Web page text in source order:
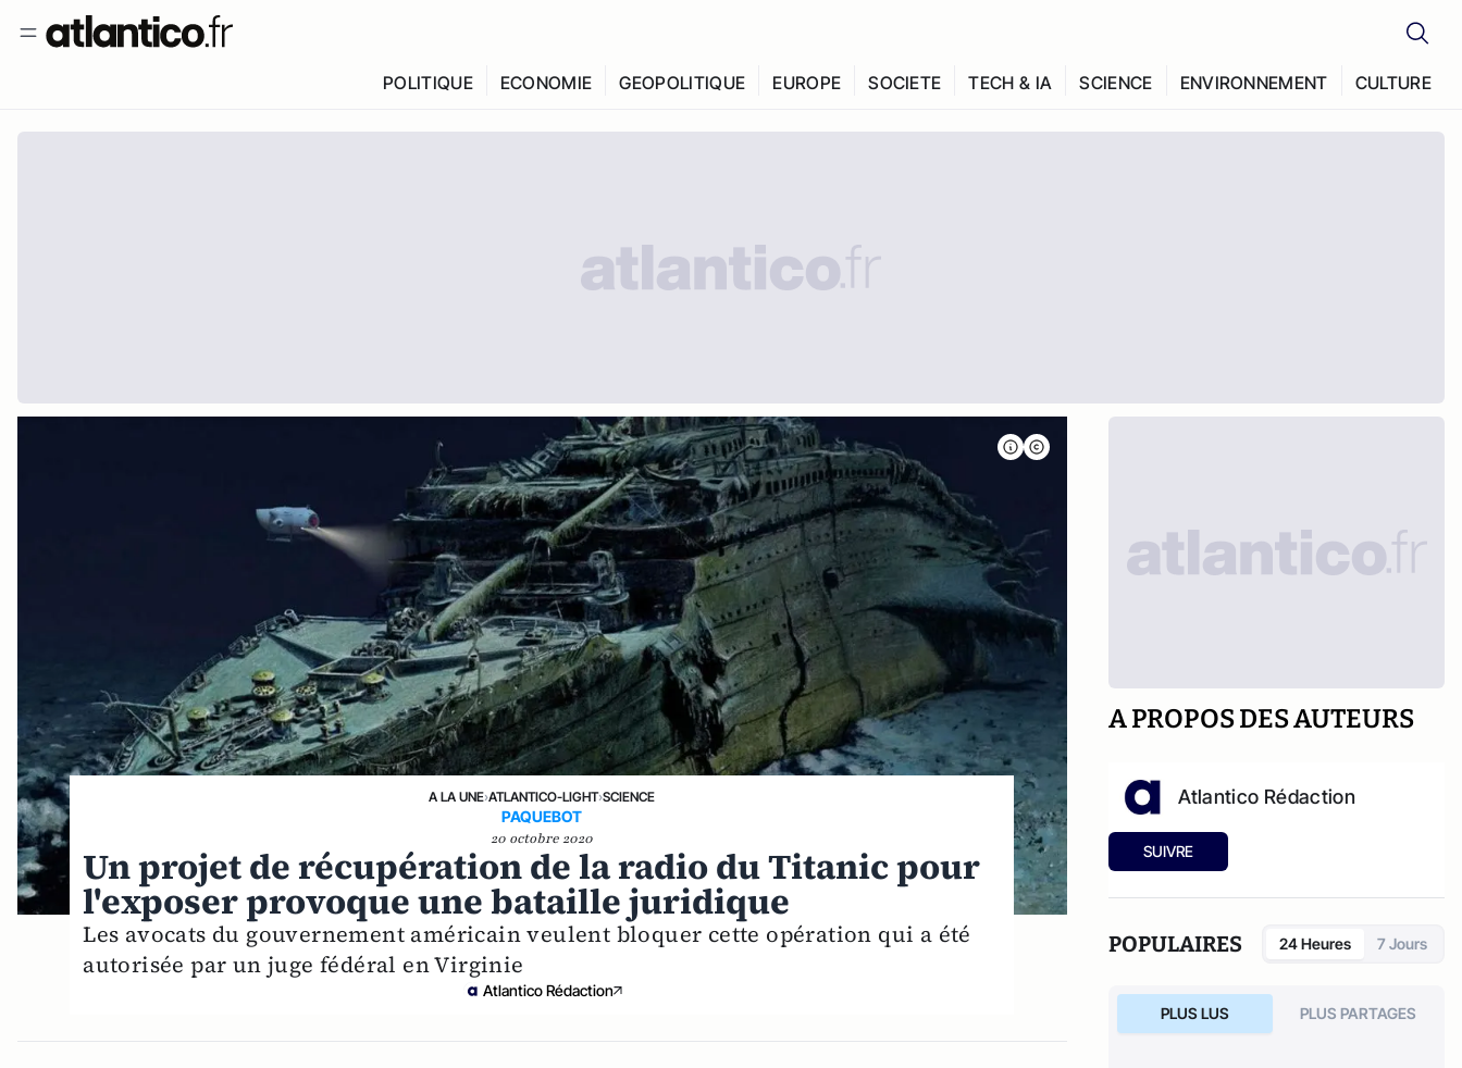
POLITIQUE ECONOMIE GEOPOLITIQUE EUROPE SOCIETE TECH & IA SCIENCE ENVIRONNEMENT CULTURE
A LA UNE›ATLANTICO-LIGHT›SCIENCE
PAQUEBOT
20 octobre 2020
Un projet de récupération de la radio du Titanic pour
l'exposer provoque une bataille juridique
Les avocats du gouvernement américain veulent bloquer cette opération qui a été
autorisée par un juge fédéral en Virginie
Atlantico Rédaction
A PROPOS DES AUTEURS
Atlantico Rédaction
SUIVRE
POPULAIRES 24 Heures 7 Jours
PLUS LUS PLUS PARTAGES